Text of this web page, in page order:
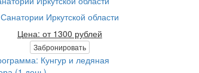
Санатории Иркутской области
Цена: от 1300 рублей
Забронировать